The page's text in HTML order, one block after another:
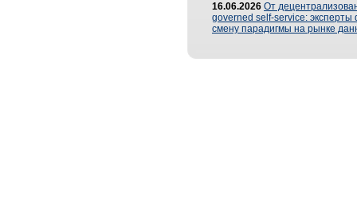
16.06.2026 От
governed self-service: эксперты
смену парадигмы на рынке